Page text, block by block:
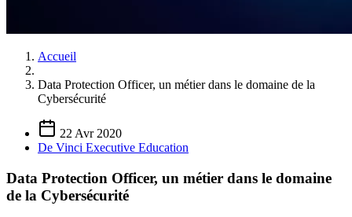
Accueil
Data Protection Officer, un métier dans le domaine de la
Cybersécurité
22 Avr 2020
De Vinci Executive Education
Data Protection Officer, un métier dans le domaine
de la Cybersécurité